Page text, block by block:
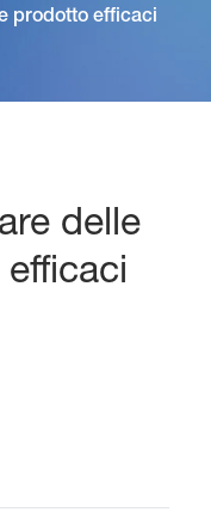
prodotto efficaci
delle